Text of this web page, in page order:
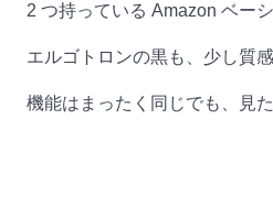
2 つ持っている Amazon ベー
エルゴトロンの黒も、少し質
機能はまったく同じでも、見